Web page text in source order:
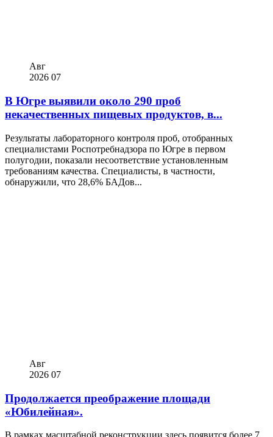
Авг
2026 07
В Югре выявили около 290 проб
некачественных пищевых продуктов, в...
Результаты лабораторного контроля проб, отобранных
специалистами Роспотребнадзора по Югре в первом
полугодии, показали несоответствие установленным
требованиям качества. Специалисты, в частности,
обнаружили, что 28,6% БАДов...
Авг
2026 07
Продолжается преображение площади
«Юбилейная».